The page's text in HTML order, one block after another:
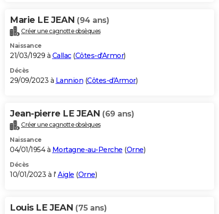
Marie LE JEAN (94 ans)
Créer une cagnotte obsèques
Naissance
21/03/1929 à Callac(Côtes-d'Armor)
Décès
29/09/2023 à Lannion (Côtes-d'Armor)
Jean-pierre LE JEAN (69 ans)
Créer une cagnotte obsèques
Naissance
04/01/1954 à Mortagne-au-Perche (Orne)
Décès
10/01/2023 à l' Aigle (Orne)
Louis LE JEAN (75 ans)